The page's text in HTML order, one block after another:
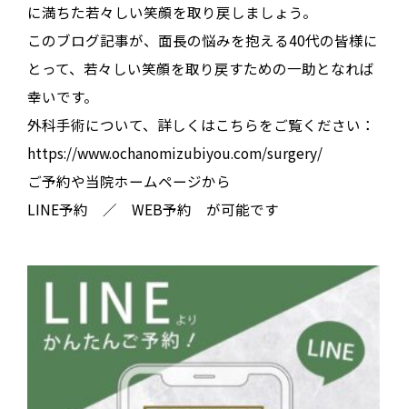
に満ちた若々しい笑顔を取り戻しましょう。
このブログ記事が、面長の悩みを抱える40代の皆様に
とって、若々しい笑顔を取り戻すための一助となれば
幸いです。
外科手術について、詳しくはこちらをご覧ください：
https://www.ochanomizubiyou.com/surgery/
ご予約や当院ホームページから
LINE予約 ／ WEB予約 が可能です